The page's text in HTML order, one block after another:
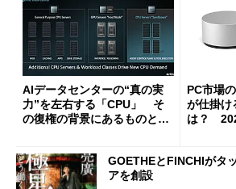
AIデータセンターの“真の実
力”を左右する「CPU」 そ
の復権の背景にあるものと
PC市場
が仕掛け
は？
GOETHEとFINCHIがタ
アを創設